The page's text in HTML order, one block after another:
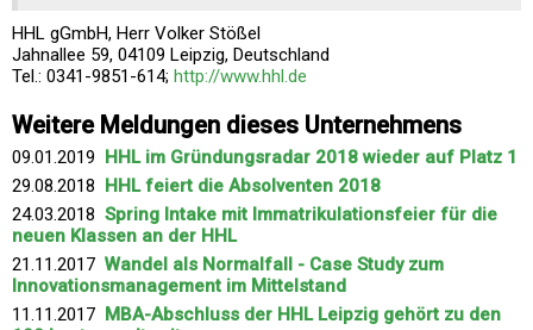
HHL gGmbH, Herr Volker Stößel
Jahnallee 59, 04109 Leipzig, Deutschland
Tel.: 0341-9851-614; http://www.hhl.de
Weitere Meldungen dieses Unternehmens
09.01.2019 HHL im Gründungsradar 2018 wieder auf Platz 1
29.08.2018 HHL feiert die Absolventen 2018
24.03.2018 Spring Intake mit Immatrikulationsfeier für die
neuen Klassen an der HHL
21.11.2017 Wandel als Normalfall - Case Study zum
Innovationsmanagement im Mittelstand
11.11.2017 MBA-Abschluss der HHL Leipzig gehört zu den